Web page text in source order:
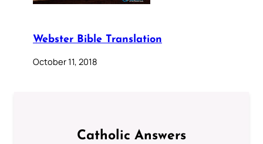
Webster Bible Translation
October 11, 2018
Catholic Answers